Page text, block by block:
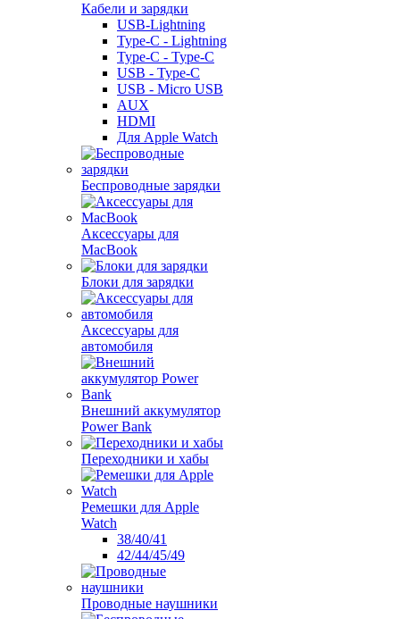
Кабели и зарядки
USB-Lightning
Type-C - Lightning
Type-C - Type-C
USB - Type-C
USB - Micro USB
AUX
HDMI
Для Apple Watch
Беспроводные зарядки
Аксессуары для
MacBook
Блоки для зарядки
Аксессуары для
автомобиля
Внешний аккумулятор
Power Bank
Переходники и хабы
Ремешки для Apple
Watch
38/40/41
42/44/45/49
Проводные наушники